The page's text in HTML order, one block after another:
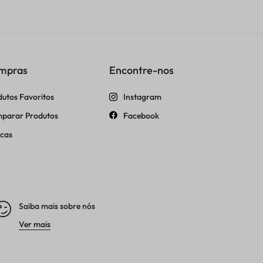
Favoritos
Produtos
Encontre-nos
Instagram
Facebook
Saiba mais sobre nós
Ver mais